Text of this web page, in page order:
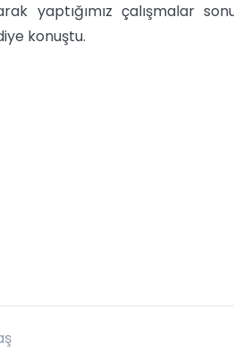
yaptığımız çalışmalar
konuştu.